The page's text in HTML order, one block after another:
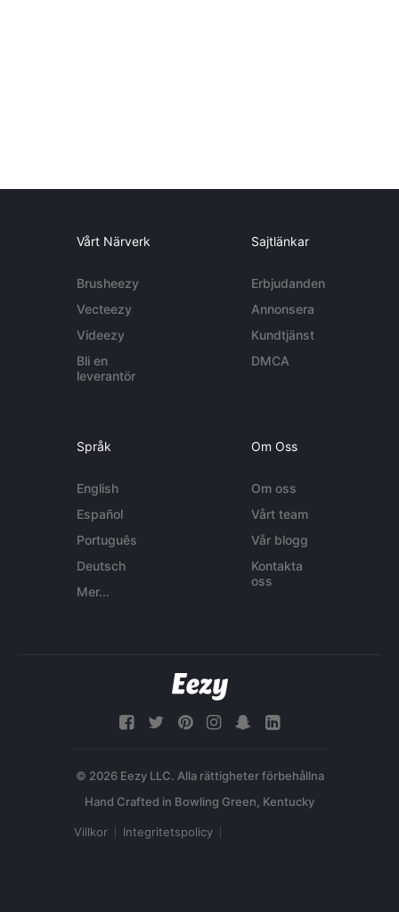
Vårt Närverk
Brusheezy
Vecteezy
Videezy
Bli en
leverantör
Sajtlänkar
Erbjudanden
Annonsera
Kundtjänst
DMCA
Språk
English
Español
Português
Deutsch
Mer...
Om Oss
Om oss
Vårt team
Vår blogg
Kontakta
oss
© 2026 Eezy LLC. Alla rättigheter förbehållna
Villkor Integritetspolicy